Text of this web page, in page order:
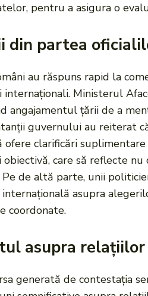
pentru a asigura o
din partea
au răspuns rapid la
internaționali. Ministerul
angajamentul țării de a
guvernului au reiterat
ofere clarificări
obiectivă, care să reflecte
de altă parte, unii
asupra
coordonate.
asupra
generată de contestația